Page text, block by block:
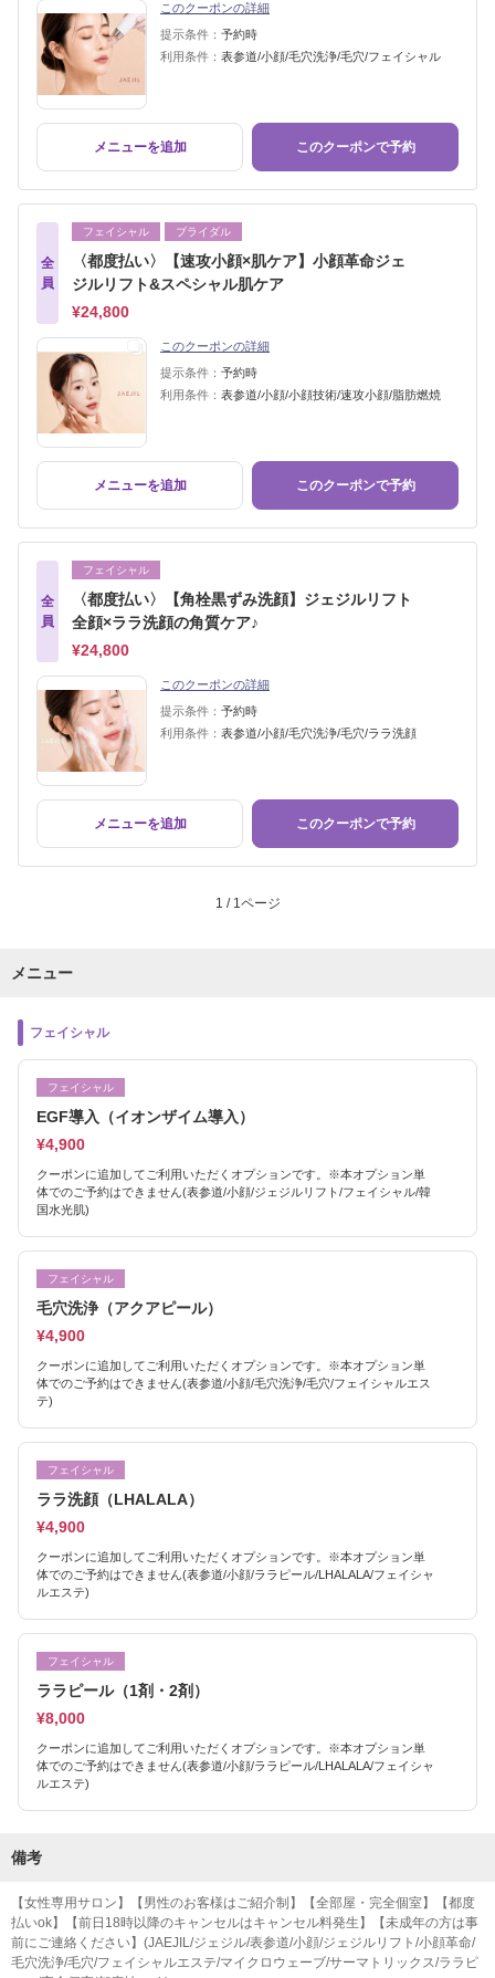
このクーポンの詳細
提示条件： 予約時
利用条件： 表参道/小顔/毛穴洗浄/毛穴/フェイシャル
メニューを追加 このクーポンで予約
全
員
フェイシャル ブライダル
〈都度払い〉【速攻小顔×肌ケア】小顔革命ジェ
ジルリフト&スペシャル肌ケア
¥24,800
このクーポンの詳細
提示条件： 予約時
利用条件： 表参道/小顔/小顔技術/速攻小顔/脂肪燃焼
メニューを追加 このクーポンで予約
全
員
フェイシャル
〈都度払い〉【角栓黒ずみ洗顔】ジェジルリフト
全顔×ララ洗顔の角質ケア♪
¥24,800
このクーポンの詳細
提示条件： 予約時
利用条件： 表参道/小顔/毛穴洗浄/毛穴/ララ洗顔
メニューを追加 このクーポンで予約
1 / 1ページ
メニュー
フェイシャル
フェイシャル
EGF導入（イオンザイム導入）
¥4,900
クーポンに追加してご利用いただくオプションです。※本オプション単
体でのご予約はできません(表参道/小顔/ジェジルリフト/フェイシャル/韓
国水光肌)
フェイシャル
毛穴洗浄（アクアピール）
¥4,900
クーポンに追加してご利用いただくオプションです。※本オプション単
体でのご予約はできません(表参道/小顔/毛穴洗浄/毛穴/フェイシャルエス
テ)
フェイシャル
ララ洗顔（LHALALA）
¥4,900
クーポンに追加してご利用いただくオプションです。※本オプション単
体でのご予約はできません(表参道/小顔/ララピール/LHALALA/フェイシャ
ルエステ)
フェイシャル
ララピール（1剤・2剤）
¥8,000
クーポンに追加してご利用いただくオプションです。※本オプション単
体でのご予約はできません(表参道/小顔/ララピール/LHALALA/フェイシャ
ルエステ)
備考
【女性専用サロン】【男性のお客様はご紹介制】【全部屋・完全個室】【都度
払いok】【前日18時以降のキャンセルはキャンセル料発生】【未成年の方は事
前にご連絡ください】(JAEJIL/ジェジル/表参道/小顔/ジェジルリフト/小顔革命/
毛穴洗浄/毛穴/フェイシャルエステ/マイクロウェーブ/サーマトリックス/ララピ